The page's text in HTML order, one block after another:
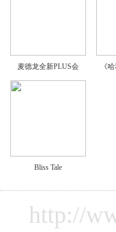
麦德龙全新PLUS会 《
Bliss Tale
http://